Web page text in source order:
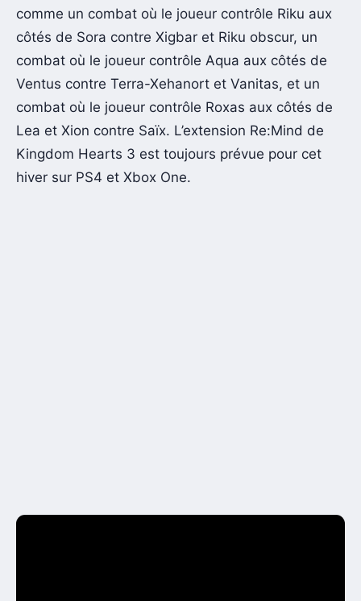
comme un combat où le joueur contrôle Riku aux
côtés de Sora contre Xigbar et Riku obscur, un
combat où le joueur contrôle Aqua aux côtés de
Ventus contre Terra-Xehanort et Vanitas, et un
combat où le joueur contrôle Roxas aux côtés de
Lea et Xion contre Saïx. L’extension Re:Mind de
Kingdom Hearts 3 est toujours prévue pour cet
hiver sur PS4 et Xbox One.